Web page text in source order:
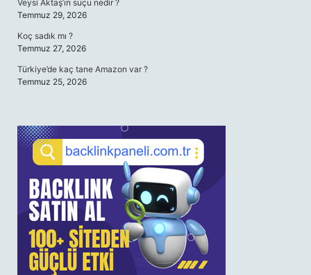
Veysi Aktaş’ın suçu nedir ?
Temmuz 29, 2026
Koç sadık mı ?
Temmuz 27, 2026
Türkiye’de kaç tane Amazon var ?
Temmuz 25, 2026